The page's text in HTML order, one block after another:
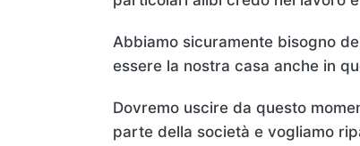
Abbiamo sicuramente bisogno
essere la nostra casa anche in
Dovremo uscire da questo
parte della società e vogliamo